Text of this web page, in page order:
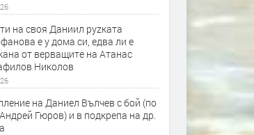
на своя Даниил руzката
е у дома си, едва ли е
от верващите на Атанас
Николов
на Даниел Вълчев с бой (по
Гюров) и в подкрепа на др.